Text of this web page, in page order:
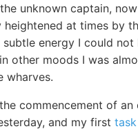
unknown captain,
at times by
energy I could not
other moods I was
wharves.
commencement of an
and my first task